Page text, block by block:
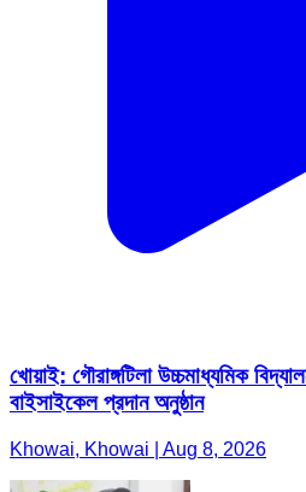
খোয়াই: গৌরাঙ্গটিলা উচ্চমাধ্যমিক
বাইসাইকেল প্রদান অনুষ্ঠান
Khowai, Khowai | Aug 8, 2026